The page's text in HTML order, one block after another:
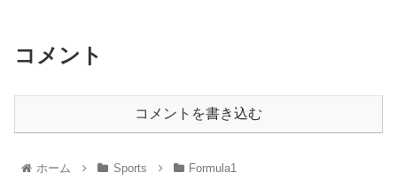
コメント
コメントを書き込む
ホーム Sports Formula1